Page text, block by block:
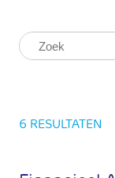
6 RESULTATEN